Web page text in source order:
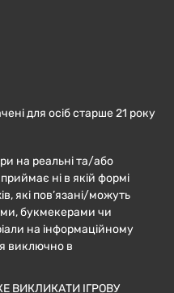
для осіб старше 21 року
на реальні та/або
ні в якій формі
які пов’язані/можуть
букмекерами чи
на інформаційному
виключно в
ВИКЛИКАТИ ІГРОВУ